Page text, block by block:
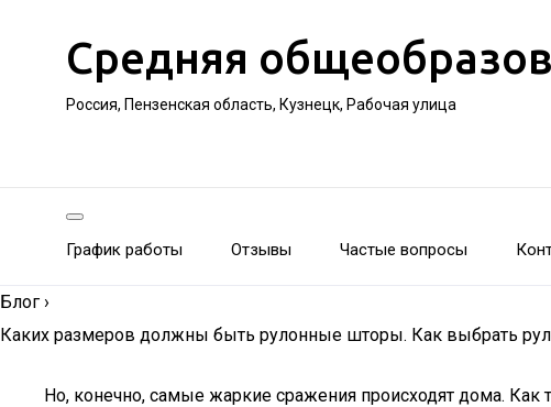
Средняя
Россия, Пензенская область, Кузнецк, Рабочая улица
График работы Отзывы Частые вопросы
Блог ›
Каких размеров должны быть рулонные шторы. Как выбрать
Но, конечно, самые жаркие сражения происходят дома. Как